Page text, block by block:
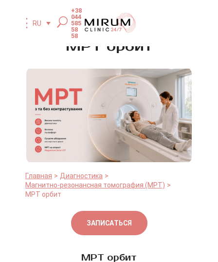
RU
+38
044
585
58
58
МРТ орбит
Главная
Диагностика
Магнитно-резонансная томография (МРТ)
МРТ орбит
ЗАПИСАТЬСЯ
МРТ орбит